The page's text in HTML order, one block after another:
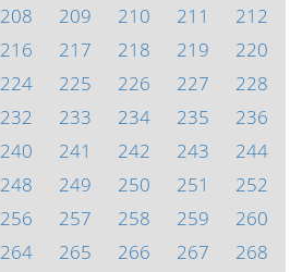
208 209 210 211
212
216 217 218 219
220
224 225 226 227
228
232 233 234 235
236
240 241 242 243
244
248 249 250 251
252
256 257 258 259
260
264 265 266 267
268